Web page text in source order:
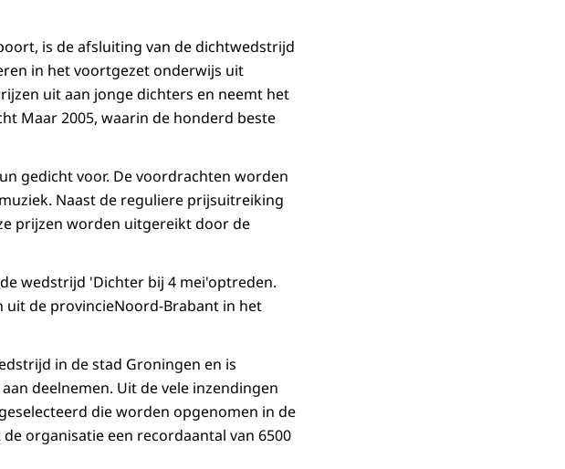
is de afsluiting van de dichtwedstrijd
in het voortgezet onderwijs uit
uit aan jonge dichters en neemt het
Maar 2005, waarin de honderd beste
gedicht voor. De voordrachten worden
Naast de reguliere prijsuitreiking
prijzen worden uitgereikt door de
wedstrijd 'Dichter bij 4 mei'optreden.
de provincieNoord-Brabant in het
in de stad Groningen en is
deelnemen. Uit de vele inzendingen
die worden opgenomen in de
organisatie een recordaantal van 6500